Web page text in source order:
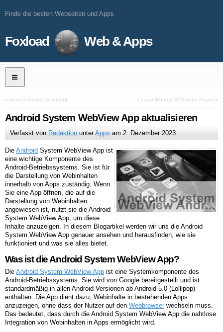
Finde die besten Webseiten und Apps
Foxload Web & Apps
« Atom Software Download Leawo Blu-ray/DVD/Video Player »
Android System WebView App aktualisieren
Verfasst von Redaktion unterApps am2. Dezember 2023
Die Android System WebView App ist
eine wichtige Komponente des
Android-Betriebssystems. Sie ist für
die Darstellung von Webinhalten
innerhalb von Apps zuständig. Wenn
Sie eine App öffnen, die auf die
Darstellung von Webinhalten
angewiesen ist, nutzt sie die Android
System WebView App, um diese
Inhalte anzuzeigen. In diesem Blogartikel werden wir uns die Android
System WebView App genauer ansehen und herausfinden, wie sie
funktioniert und was sie alles bietet.
Was ist die Android System WebView App?
Die Android System WebView App ist eine Systemkomponente des
Android-Betriebssystems. Sie wird von Google bereitgestellt und ist
standardmäßig in allen Android-Versionen ab Android 5.0 (Lollipop)
enthalten. Die App dient dazu, Webinhalte in bestehenden Apps
anzuzeigen, ohne dass der Nutzer auf den Webbrowser wechseln muss.
Das bedeutet, dass durch die Android System WebView App die nahtlose
Integration von Webinhalten in Apps ermöglicht wird.